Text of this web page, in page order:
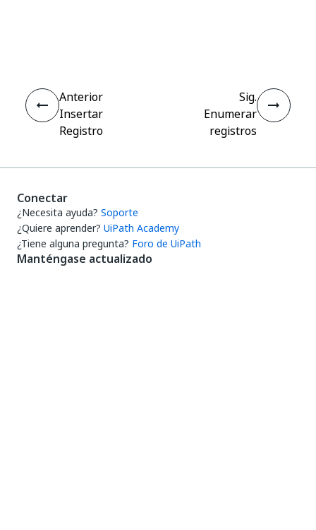
Anterior
Insertar
Registro
Sig.
Enumerar
registros
Conectar
¿Necesita ayuda? Soporte
¿Quiere aprender? UiPath Academy
¿Tiene alguna pregunta? Foro de UiPath
Manténgase actualizado